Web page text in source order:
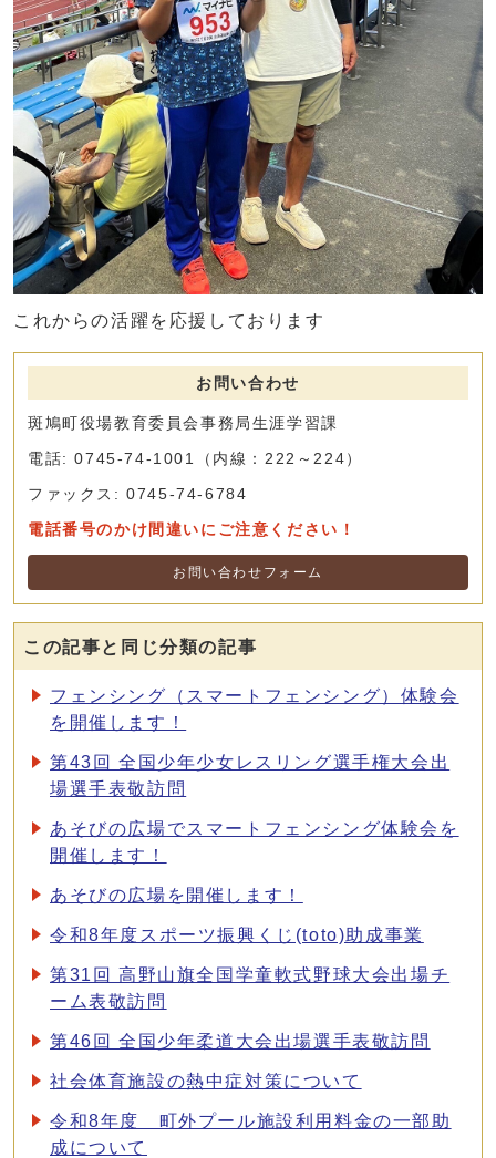
これからの活躍を応援しております
お問い合わせ
斑鳩町役場教育委員会事務局生涯学習課
電話: 0745-74-1001（内線：222～224）
ファックス: 0745-74-6784
電話番号のかけ間違いにご注意ください！
お問い合わせフォーム
この記事と同じ分類の記事
フェンシング（スマートフェンシング）体験会
を開催します！
第43回 全国少年少女レスリング選手権大会出
場選手表敬訪問
あそびの広場でスマートフェンシング体験会を
開催します！
あそびの広場を開催します！
令和8年度スポーツ振興くじ(toto)助成事業
第31回 高野山旗全国学童軟式野球大会出場チ
ーム表敬訪問
第46回 全国少年柔道大会出場選手表敬訪問
社会体育施設の熱中症対策について
令和8年度 町外プール施設利用料金の一部助
成について